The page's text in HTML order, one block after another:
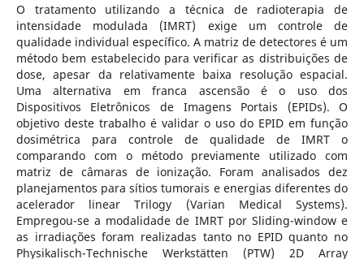
O tratamento utilizando a técnica de radioterapia de
intensidade modulada (IMRT) exige um controle de
qualidade individual específico. A matriz de detectores é um
método bem estabelecido para verificar as distribuições de
dose, apesar da relativamente baixa resolução espacial.
Uma alternativa em franca ascensão é o uso dos
Dispositivos Eletrônicos de Imagens Portais (EPIDs). O
objetivo deste trabalho é validar o uso do EPID em função
dosimétrica para controle de qualidade de IMRT o
comparando com o método previamente utilizado com
matriz de câmaras de ionização. Foram analisados dez
planejamentos para sítios tumorais e energias diferentes do
acelerador linear Trilogy (Varian Medical Systems).
Empregou-se a modalidade de IMRT por Sliding-window e
as irradiações foram realizadas tanto no EPID quanto no
Physikalisch-Technische Werkstätten (PTW) 2D Array